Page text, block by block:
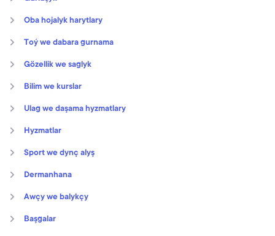
Oba hojalyk harytlary
Toý we dabara gurnama
Gözellik we saglyk
Bilim we kurslar
Ulag we daşama hyzmatlary
Hyzmatlar
Sport we dynç alyş
Dermanhana
Awçy we balykçy
Başgalar